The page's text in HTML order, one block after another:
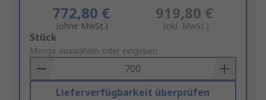
772,80 €
(ohne MwSt.)
919,80 €
(inkl. MwSt.)
Add
to
Basket
Stück
Menge auswählen oder eingeben
Lieferverfügbarkeit überprüfen